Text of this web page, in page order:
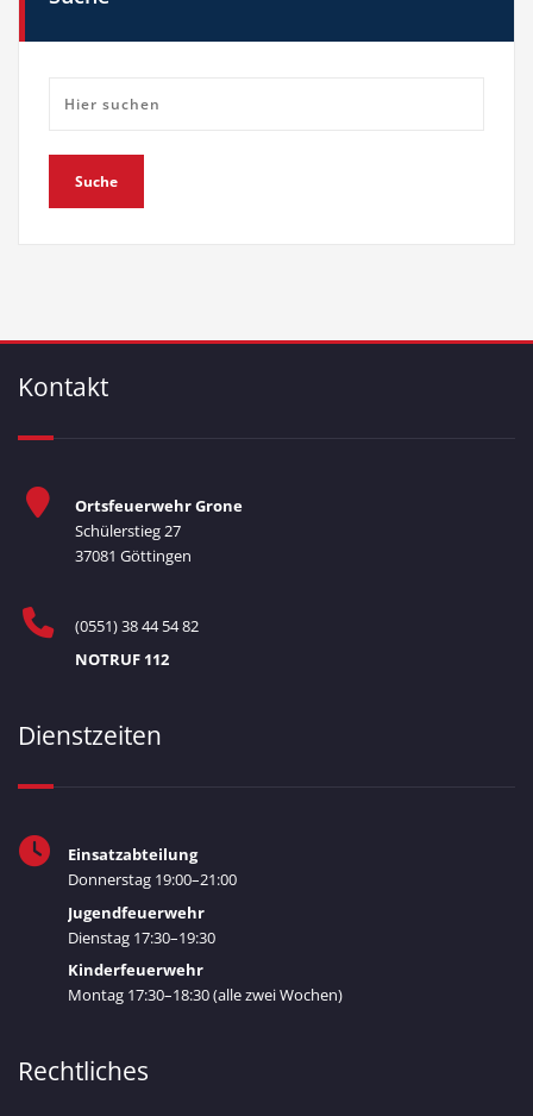
Kontakt
Ortsfeuerwehr Grone
Schülerstieg 27
37081 Göttingen
(0551) 38 44 54 82
NOTRUF 112
Dienstzeiten
Einsatzabteilung
Donnerstag 19:00–21:00
Jugendfeuerwehr
Dienstag 17:30–19:30
Kinderfeuerwehr
Montag 17:30–18:30 (alle zwei Wochen)
Rechtliches